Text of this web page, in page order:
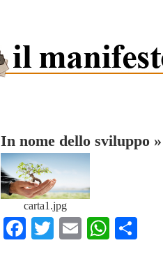
In nome dello sviluppo
carta1.jpg
Facebook
TwitterEmail